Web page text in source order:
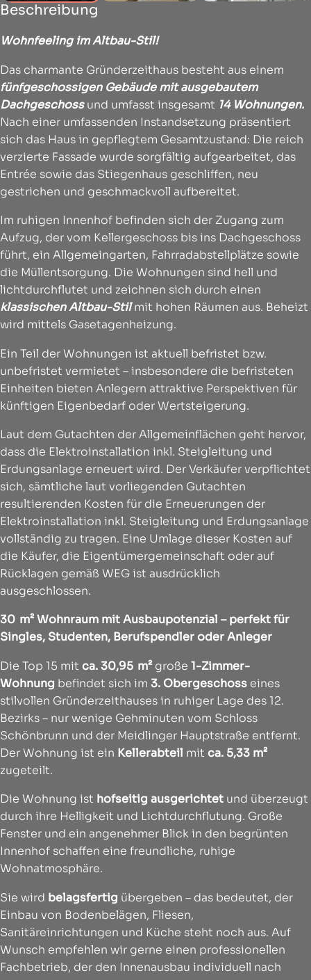
Beschreibung
Wohnfeeling im Altbau-Stil!
Das charmante Gründerzeithaus besteht aus einem
fünfgeschossigen Gebäude mit ausgebautem
Dachgeschossund umfasst insgesamt 14 Wohnungen.
Nach einer umfassenden Instandsetzung präsentiert
sich das Haus in gepflegtem Gesamtzustand: Die reich
verzierte Fassade wurde sorgfältig aufgearbeitet, das
Entrée sowie das Stiegenhaus geschliffen, neu
gestrichen und geschmackvoll aufbereitet.
Im ruhigen Innenhof befinden sich der Zugang zum
Aufzug, der vom Kellergeschoss bis ins Dachgeschoss
führt, ein Allgemeingarten, Fahrradabstellplätze sowie
die Müllentsorgung. Die Wohnungen sind hell und
lichtdurchflutet und zeichnen sich durch einen
klassischen Altbau-Stilmit hohen Räumen aus. Beheizt
wird mittels Gasetagenheizung.
Ein Teil der Wohnungen ist aktuell befristet bzw.
unbefristet vermietet – insbesondere die befristeten
Einheiten bieten Anlegern attraktive Perspektiven für
künftigen Eigenbedarf oder Wertsteigerung.
Laut dem Gutachten der Allgemeinflächen geht hervor,
dass die Elektroinstallation inkl. Steigleitung und
Erdungsanlage erneuert wird. Der Verkäufer verpflichtet
sich, sämtliche laut vorliegenden Gutachten
resultierenden Kosten für die Erneuerungen der
Elektroinstallation inkl. Steigleitung und Erdungsanlage
vollständig zu tragen. Eine Umlage dieser Kosten auf
die Käufer, die Eigentümergemeinschaft oder auf
Rücklagen gemäß WEG ist ausdrücklich
ausgeschlossen.
30 m² Wohnraum mit Ausbaupotenzial – perfekt für
Singles, Studenten, Berufspendler oder Anleger
Die Top 15 mit ca. 30,95 m² große 1-Zimmer-
Wohnung befindet sich im 3. Obergeschoss eines
stilvollen Gründerzeithauses in ruhiger Lage des 12.
Bezirks – nur wenige Gehminuten vom Schloss
Schönbrunn und der Meidlinger Hauptstraße entfernt.
Der Wohnung ist ein Kellerabteil mit ca. 5,33 m²
zugeteilt.
Die Wohnung ist hofseitig ausgerichtet und überzeugt
durch ihre Helligkeit und Lichtdurchflutung. Große
Fenster und ein angenehmer Blick in den begrünten
Innenhof schaffen eine freundliche, ruhige
Wohnatmosphäre.
Sie wird belagsfertig übergeben – das bedeutet, der
Einbau von Bodenbelägen, Fliesen,
Sanitäreinrichtungen und Küche steht noch aus. Auf
Wunsch empfehlen wir gerne einen professionellen
Fachbetrieb, der den Innenausbau individuell nach